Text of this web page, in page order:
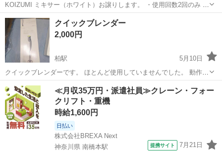
KOIZUMI ミキサー（ホワイト）お譲りします。 ・使用回数2回のみ ・
ほぼ新品状態 ・箱なし ・ガラス容器取り外し可能 ・容量：600ml ・
ミル容量：85ml ・High / Low / Flash の3モード搭載...
千葉 佐倉市 志津駅 キッチン家電
クイックブレンダー
2,000円
柏駅
5月10日
クイックブレンダーです。 ほとんど使用していませんでした。 動作確
認済みで良好です。 元の値段は13,000円でした。
千葉 柏市 柏駅 キッチン家電 ブレンダー
≪月収35万円・派遣社員≫クレーン・フォー
クリフト・重機
時給1,600円
日払い
株式会社BREXA Next
神奈川県 南橋本駅
提携サイト 7月21日